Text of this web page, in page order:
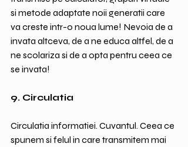
si metode adaptate noii generatii care
va creste intr-o noua lume! Nevoia de a
invata altceva, de a ne educa altfel, de a
ne scolariza si de a opta pentru ceea ce
se invata!
9. Circulatia
Circulatia informatiei. Cuvantul. Ceea ce
spunem si felul in care transmitem mai